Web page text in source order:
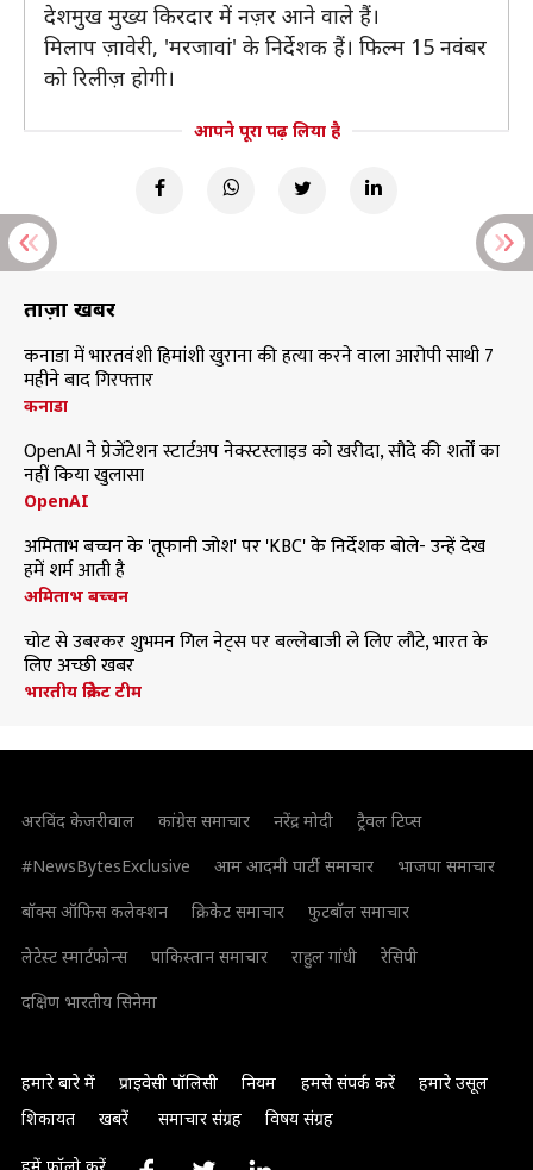
देशमुख मुख्य किरदार में नज़र आने वाले हैं।
मिलाप ज़ावेरी, 'मरजावां' के निर्देशक हैं। फिल्म 15 नवंबर
को रिलीज़ होगी।
आपने पूरा पढ़ लिया है
ताज़ा खबरें
कनाडा में भारतवंशी हिमांशी खुराना की हत्या करने वाला आरोपी साथी 7
महीने बाद गिरफ्तार
कनाडा
OpenAI ने प्रेजेंटेशन स्टार्टअप नेक्स्टस्लाइड को खरीदा, सौदे की शर्तों का
नहीं किया खुलासा
OpenAI
अमिताभ बच्चन के 'तूफानी जोश' पर 'KBC' के निर्देशक बोले- उन्हें देख
हमें शर्म आती है
अमिताभ बच्चन
चोट से उबरकर शुभमन गिल नेट्स पर बल्लेबाजी ले लिए लौटे, भारत के
लिए अच्छी खबर
भारतीय क्रिकेट टीम
अरविंद केजरीवाल कांग्रेस समाचार नरेंद्र मोदी
ट्रैवल टिप्स
#NewsBytesExclusive
आम आदमी पार्टी समाचार
भाजपा समाचार
बॉक्स ऑफिस कलेक्शन
क्रिकेट समाचार
फुटबॉल समाचार
लेटेस्ट स्मार्टफोन्स
पाकिस्तान समाचार राहुल गांधी
रेसिपी
दक्षिण भारतीय सिनेमा
हमारे बारे में प्राइवेसी पॉलिसी नियम हमसे संपर्क करें
हमारे उसूल
शिकायत
खबरें समाचार संग्रह विषय संग्रह